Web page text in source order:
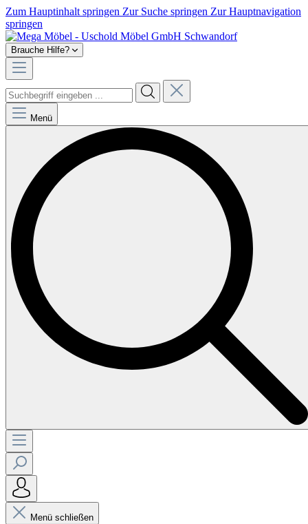
Zum Hauptinhalt springen Zur Suche springen Zur Hauptnavigation
springen
Brauche Hilfe?
Menü
Menü schließen